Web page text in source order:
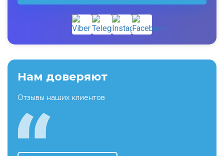
Нам доверяют
Отзывы наших клиентов